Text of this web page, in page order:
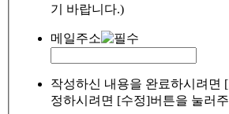
기 바랍니다.)
메일주소
작성하신 내용을 완료하시려면
정하시려면 [수정]버튼을 눌러